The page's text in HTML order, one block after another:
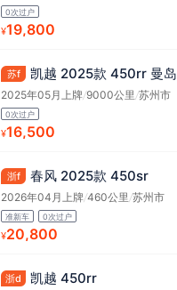
0次过户
¥19,800
苏f 凯越 2025款 450rr 曼岛
2025年05月上牌/9000公里 /苏州市
0次过户
¥16,500
浙f 春风 2025款 450sr
2026年04月上牌/460公里 /苏州市
准新车 0次过户
¥20,800
浙d 凯越 450rr